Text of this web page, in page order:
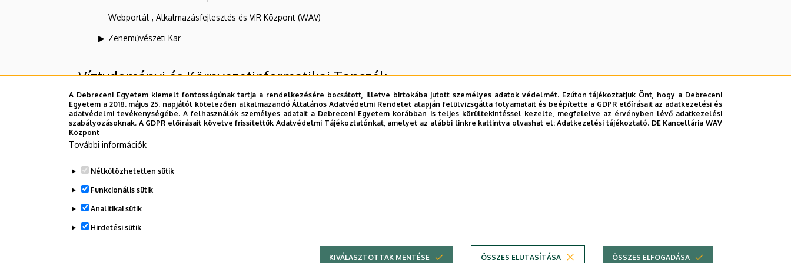
Webportál-, Alkalmazásfejlesztés és VIR Központ (WAV)
Zeneművészeti Kar
Víztudományi és Környezetinformatikai Tanszék
Felettes szervezeti egységek
Víz- és Környezetgazdálkodási Intézet
Dolgozói adatmódosítás igénylése a DE telefonkönyvében
A Debreceni Egyetem kiemelt fontosságúnak tartja a rendelkezésére bocsátott, illetve birtokába jutott személyes adatok védelmét. Ezúton tájékoztatjuk Önt, hogy a Debreceni
Egyetem a 2018. május 25. napjától kötelezően alkalmazandó Általános Adatvédelmi Rendelet alapján felülvizsgálta folyamatait és beépítette a GDPR előírásait az adatkezelési és
adatvédelmi tevékenységébe. A felhasználók személyes adatait a Debreceni Egyetem korábban is teljes körültekintéssel kezelte, megfelelve az érvényben lévő adatkezelési
szabályozásoknak. A GDPR előírásait követve frissítettük Adatvédelmi Tájékoztatónkat, amelyet az alábbi linkre kattintva olvashat el:Adatkezelési tájékoztató. DE Kancellária WAV
Központ
További információk
Nélkülözhetetlen sütik
Funkcionális sütik
Analitikai sütik
Hirdetési sütik
KIVÁLASZTOTTAK MENTÉSE ÖSSZES ELUTASÍTÁSA ÖSSZES ELFOGADÁSA